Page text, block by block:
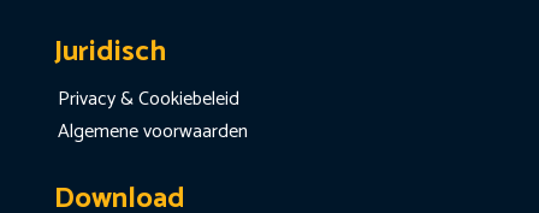
Juridisch
Privacy & Cookiebeleid
Algemene voorwaarden
Download